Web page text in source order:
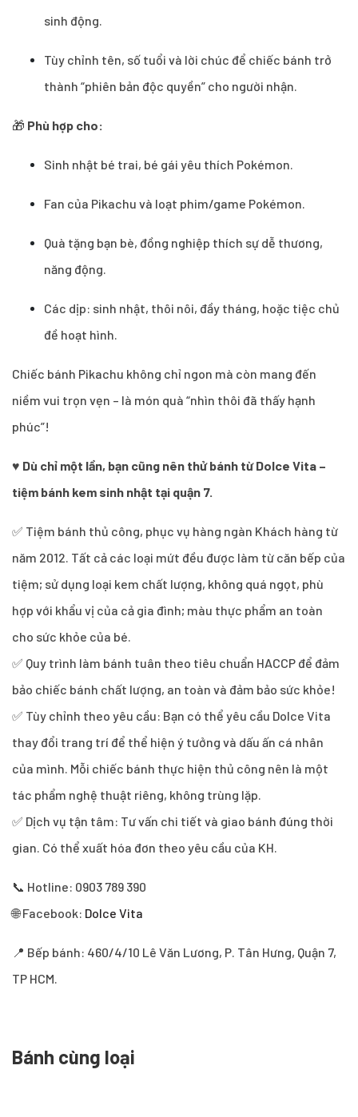
sinh động.
Tùy chỉnh tên, số tuổi và lời chúc để chiếc bánh trở
thành “phiên bản độc quyền” cho người nhận.
🎁 Phù hợp cho:
Sinh nhật bé trai, bé gái yêu thích Pokémon.
Fan của Pikachu và loạt phim/game Pokémon.
Quà tặng bạn bè, đồng nghiệp thích sự dễ thương,
năng động.
Các dịp: sinh nhật, thôi nôi, đầy tháng, hoặc tiệc chủ
đề hoạt hình.
Chiếc bánh Pikachu không chỉ ngon mà còn mang đến
niềm vui trọn vẹn – là món quà “nhìn thôi đã thấy hạnh
phúc”!
♥ Dù chỉ một lần, bạn cũng nên thử bánh từ Dolce Vita –
tiệm bánh kem sinh nhật tại quận 7.
✅ Tiệm bánh thủ công, phục vụ hàng ngàn Khách hàng từ
năm 2012. Tất cả các loại mứt đều được làm từ căn bếp của
tiệm; sử dụng loại kem chất lượng, không quá ngọt, phù
hợp với khẩu vị của cả gia đình; màu thực phẩm an toàn
cho sức khỏe của bé.
✅ Quy trình làm bánh tuân theo tiêu chuẩn HACCP để đảm
bảo chiếc bánh chất lượng, an toàn và đảm bảo sức khỏe!
✅ Tùy chỉnh theo yêu cầu: Bạn có thể yêu cầu Dolce Vita
thay đổi trang trí để thể hiện ý tưởng và dấu ấn cá nhân
của mình. Mỗi chiếc bánh thực hiện thủ công nên là một
tác phẩm nghệ thuật riêng, không trùng lặp.
✅ Dịch vụ tận tâm: Tư vấn chi tiết và giao bánh đúng thời
gian. Có thể xuất hóa đơn theo yêu cầu của KH.
📞 Hotline: 0903 789 390
🌐 Facebook: Dolce Vita
📍 Bếp bánh: 460/4/10 Lê Văn Lương, P. Tân Hưng, Quận 7,
TP HCM.
Bánh cùng loại